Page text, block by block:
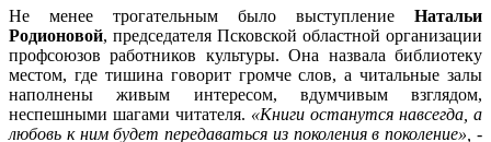
Не менее трогательным было выступление Натальи
Родионовой, председателя Псковской областной организации
профсоюзов работников культуры. Она назвала библиотеку
местом, где тишина говорит громче слов, а читальные залы
наполнены живым интересом, вдумчивым взглядом,
неспешными шагами читателя. «Книги останутся навсегда, а
любовь к ним будет передаваться из поколения в поколение», -